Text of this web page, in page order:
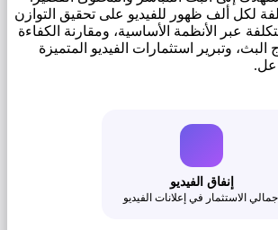
لكل ألف ظهور للفيديو على تحقيق التوازن
عبر الأنظمة الأساسية، ومقارنة الكفاءة
البث، وتبرير استثمارات الفيديو المتميزة
إنفاق الفيديو
إجمالي الاستثمار في إعلانات الفيديو